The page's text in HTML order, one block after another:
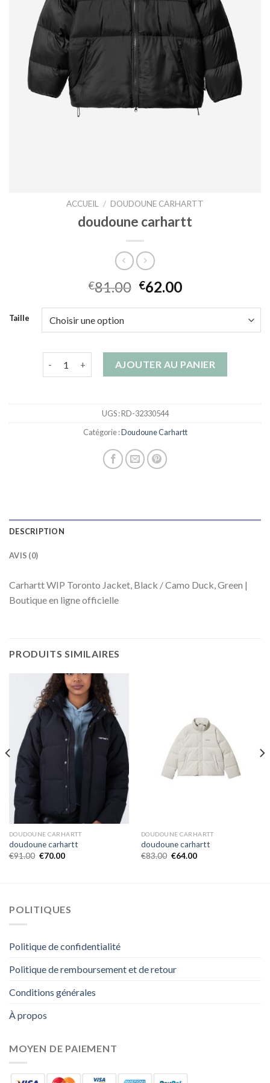
ACCUEIL / DOUDOUNE CARHARTT
doudoune carhartt
€81.00 €62.00
Taille
quantité de doudoune carhartt
AJOUTER AU PANIER
UGS :RD-32330544
Catégorie :Doudoune Carhartt
DESCRIPTION
AVIS (0)
Carhartt WIP Toronto Jacket, Black / Camo Duck, Green |
Boutique en ligne officielle
PRODUITS SIMILAIRES
DOUDOUNE CARHARTT
doudoune carhartt
€91.00 €70.00
DOUDOUNE CARHARTT
doudoune carhartt
€83.00 €64.00
POLITIQUES
Politique de confidentialité
Politique de remboursement et de retour
Conditions générales
À propos
MOYEN DE PAIEMENT